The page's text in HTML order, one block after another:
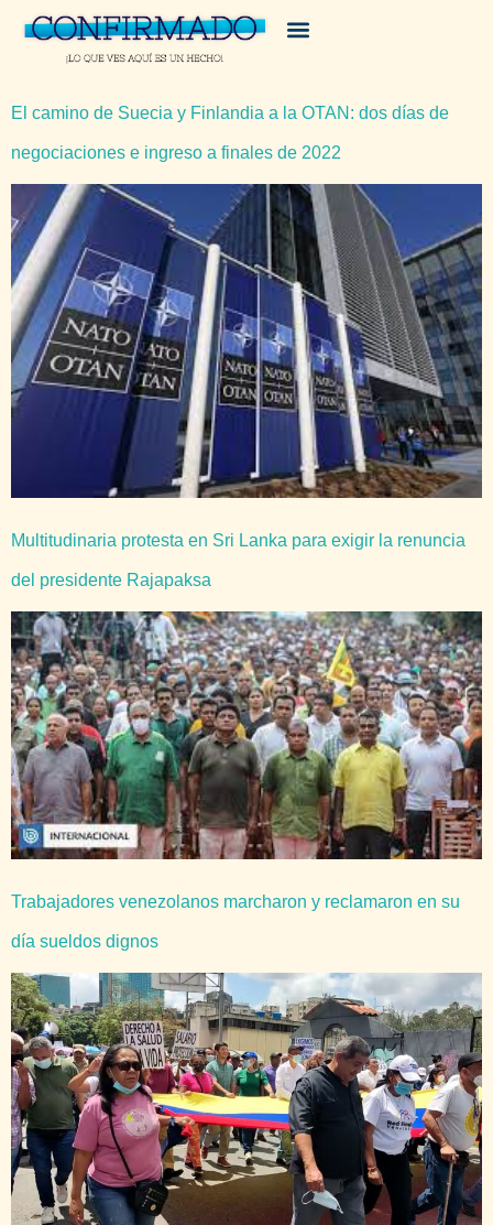
El camino de Suecia y Finlandia a la OTAN: dos días de
negociaciones e ingreso a finales de 2022
Multitudinaria protesta en Sri Lanka para exigir la renuncia
del presidente Rajapaksa
Trabajadores venezolanos marcharon y reclamaron en su
día sueldos dignos